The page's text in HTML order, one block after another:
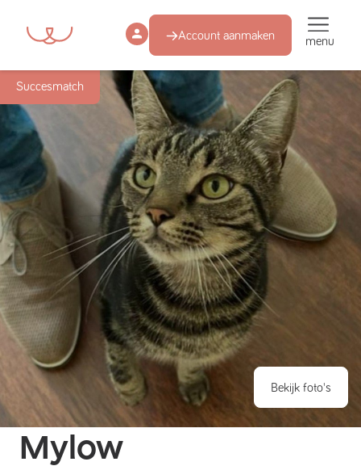
Account aanmaken menu
Succesmatch
Bekijk foto's
Mylow